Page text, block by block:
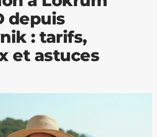
depuis
: tarifs,
et astuces